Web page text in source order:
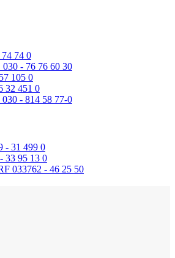
74 0
- 76 76 60 30
105 0
32 451 0
- 814 58 77-0
- 31 499 0
33 95 13 0
033762 - 46 25 50